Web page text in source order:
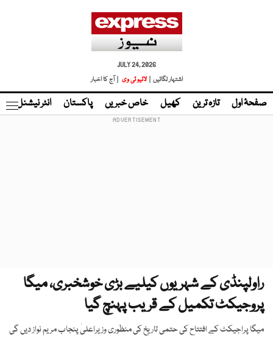
JULY 24, 2026
اشتہار لگائیں |
لائیو ٹی وی | آج کا اخبار
صفحۂ اول تازہ ترین کھیل خاص خبریں پاکستان انٹر نیشنل
راولپنڈی کے شہریوں کیلیے بڑی خوشخبری، میگا
پروجیکٹ تکمیل کے قریب پہنچ گیا
میگا پراجیکٹ کے افتتاح کی حتمی تاریخ کی منظوری وزیراعلیٰ پنجاب مریم نواز دیں گی